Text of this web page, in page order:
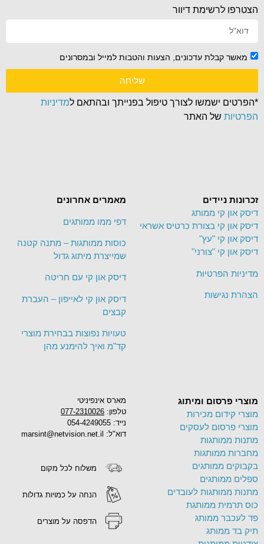
מארס אינפיניטי
טלפון: 077-2310026
נייד: 054-4249055
דוא"ל: marsint@netvision.net.il
משלוח לכל מקום
הנחה על כמויות גדולות
הדפסה על מוצרים
מוצרי פרסום ומיתוג
מוצרי קידום מכירות
מוצרי פרסום לעסקים
מתנות ממותגות
מחברות ממותגות
בקבוקים ממותגים
ספלים ממותגים
מתנות ממותגות לעובדים
כוס תרמית ממותגת
פד לעכבר ממותג
תיק בד ממותג
מאמרים אחרונים
דפי ממו ממותגים
כוסות ממותגות – מתנה קטנה
שמייצרת מיתוג גדול
דיסק און קי עם חריטה
דיסק און קי לאייפון – העברת
קבצים
טעויות נפוצות בבחירת מוצרי
קד"מ ואיך להימנע מהן
זכרונות ניידים
דיסק און קי ממותג
דיסק און קי בצורת כרטיס אשראי
דיסק און קי "עץ"
דיסק און קי "צורני"
מדיניות הפרטיות
הצהרת נגישות
הצטרפו לרשימת דיוור
מאשר קבלת עדכונים, הצעות והטבות למייל ובמסרונים
שליחה
*הפרטים ישמשו לצורך טיפול בפנייתך ובהתאם למדיניות
הפרטיות של האתר